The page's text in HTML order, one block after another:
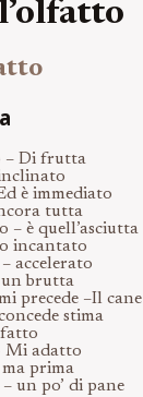
– Di frutta
è immediato
tutta
– è quell’asciutta
incantato
accelerato
un brutta
precede –Il cane
stima
Mi adatto
prima
un po’ di pane